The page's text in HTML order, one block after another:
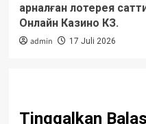
арналған лотерея
Онлайн Казино КЗ.
admin 17 Juli 2026
Tinggalkan